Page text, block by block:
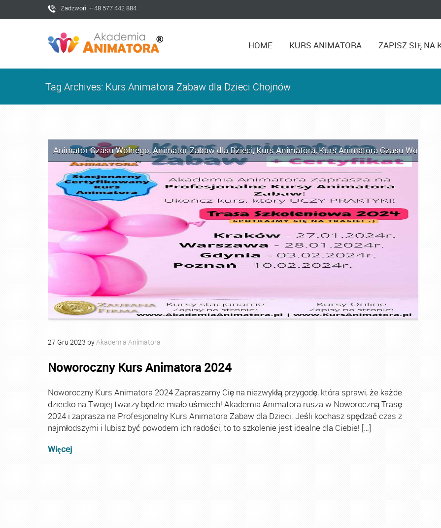
Zadzwoń + 48 577 442 884
HOME KURS ANIMATORA ZAPISZ SIĘ NA
Tag Archives: Kurs Animatora Zabaw dla Dzieci Chojnów
Animator Czasu Wolnego,Animator Zabaw dla Dzieci,Kurs Animatora,Kurs Animatora Czasu Wolnego
27 Gru 2023 byAkademia Animatora
Noworoczny Kurs Animatora 2024
Noworoczny Kurs Animatora 2024 Zapraszamy Cię na niezwykłą przygodę, która sprawi, że każde
dziecko na Twojej twarzy będzie miało uśmiech! Akademia Animatora rusza w Noworoczną Trasę
2024 i zaprasza na Profesjonalny Kurs Animatora Zabaw dla Dzieci. Jeśli kochasz spędzać czas z
najmłodszymi i lubisz być powodem ich radości, to to szkolenie jest idealne dla Ciebie! […]
Więcej